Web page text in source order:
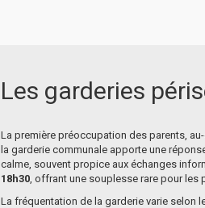
Les garderies
La première préoccupation des parents,
la garderie communale apporte une
calme, souvent propice aux échanges
18h30 , offrant une souplesse rare pour les
La fréquentation de la garderie varie selon